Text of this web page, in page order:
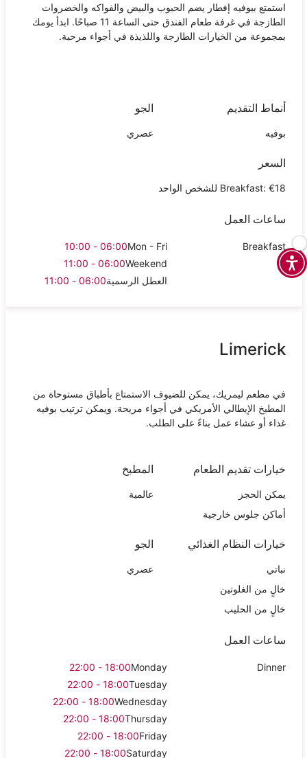
استمتع ببوفيه إفطار يضم الحبوب والبيض والفواكه والخضروات
الطازجة في غرفة طعام الفندق حتى الساعة 11 صباحًا. ابدأ يومك
بمجموعة من الخيارات الطازجة واللذيذة في أجواء مرحبة.
أنماط التقديم
بوفيه
الجو
عصري
السعر
Breakfast: €18 للشخص الواحد
ساعات العمل
Breakfast
Mon - Fri
06:00 - 10:00
Weekend
06:00 - 11:00
العطل الرسمية06:00 - 11:00
Limerick
في مطعم ليمريك، يمكن للضيوف الاستمتاع بأطباق مستوحاة من
المطبخ الإيطالي الأمريكي في أجواء مريحة. ويمكن ترتيب بوفيه
غداء أو عشاء عمل بناءً على الطلب.
خيارات تقديم الطعام
يمكن الحجز
أماكن جلوس خارجية
المطبخ
عالمية
خيارات النظام الغذائي
نباتي
خالٍ من الغلوتين
خالٍ من الحليب
الجو
عصري
ساعات العمل
Dinner
Monday
18:00 - 22:00
Tuesday
18:00 - 22:00
Wednesday
18:00 - 22:00
Thursday
18:00 - 22:00
Friday
18:00 - 22:00
Saturday
18:00 - 22:00